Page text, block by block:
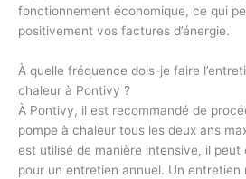
fonctionnement économique, ce qui
positivement vos factures d’énergie.
À quelle fréquence dois-je faire
chaleur à Pontivy ?
À Pontivy, il est recommandé de
pompe à chaleur tous les deux ans
est utilisé de manière intensive, il peut
pour un entretien annuel. Un entretien